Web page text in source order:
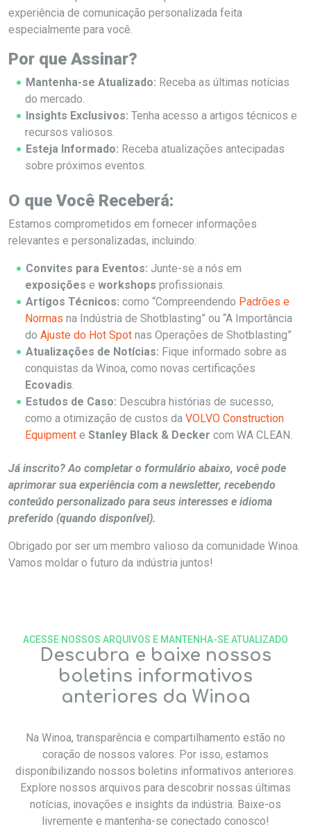
experiência de comunicação personalizada feita
especialmente para você.
Por que Assinar?
Mantenha-se Atualizado: Receba as últimas notícias
do mercado.
Insights Exclusivos: Tenha acesso a artigos técnicos e
recursos valiosos.
Esteja Informado: Receba atualizações antecipadas
sobre próximos eventos.
O que Você Receberá:
Estamos comprometidos em fornecer informações
relevantes e personalizadas, incluindo:
Convites para Eventos: Junte-se a nós em
exposições e workshops profissionais.
Artigos Técnicos: como “Compreendendo Padrões e
Normas na Indústria de Shotblasting” ou “A Importância
do Ajuste do Hot Spot nas Operações de Shotblasting”
Atualizações de Notícias: Fique informado sobre as
conquistas da Winoa, como novas certificações
Ecovadis.
Estudos de Caso: Descubra histórias de sucesso,
como a otimização de custos da VOLVO Construction
Equipment e Stanley Black & Decker com WA CLEAN.
Já inscrito? Ao completar o formulário abaixo, você pode
aprimorar sua experiência com a newsletter, recebendo
conteúdo personalizado para seus interesses e idioma
preferido (quando disponível).
Obrigado por ser um membro valioso da comunidade Winoa.
Vamos moldar o futuro da indústria juntos!
Descubra e baixe nossos
boletins informativos
anteriores da Winoa
ACESSE NOSSOS ARQUIVOS E MANTENHA-SE ATUALIZADO
Na Winoa, transparência e compartilhamento estão no
coração de nossos valores. Por isso, estamos
disponibilizando nossos boletins informativos anteriores.
Explore nossos arquivos para descobrir nossas últimas
notícias, inovações e insights da indústria. Baixe-os
livremente e mantenha-se conectado conosco!